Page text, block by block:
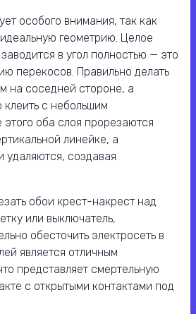
особого внимания, так как
геометрию. Целое
в угол полностью — это
перекосов. Правильно делать
на соседней стороне, а
с небольшим
оба слоя прорезаются
линейке, а
удаляются, создавая
обои крест-накрест над
или выключатель,
обесточить электросеть в
является отличным
представляет смертельную
с открытыми контактами под